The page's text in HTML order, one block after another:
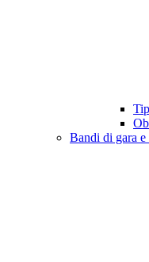
Bandi di gara e